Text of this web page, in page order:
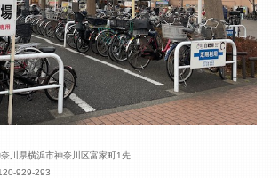
川県横浜市神奈川区富家町1先
929-293